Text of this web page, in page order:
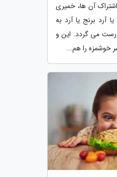
آن ها، خمیری
آرد برنج یا آرد به
می گردد. این و
خوشمزه را هم...